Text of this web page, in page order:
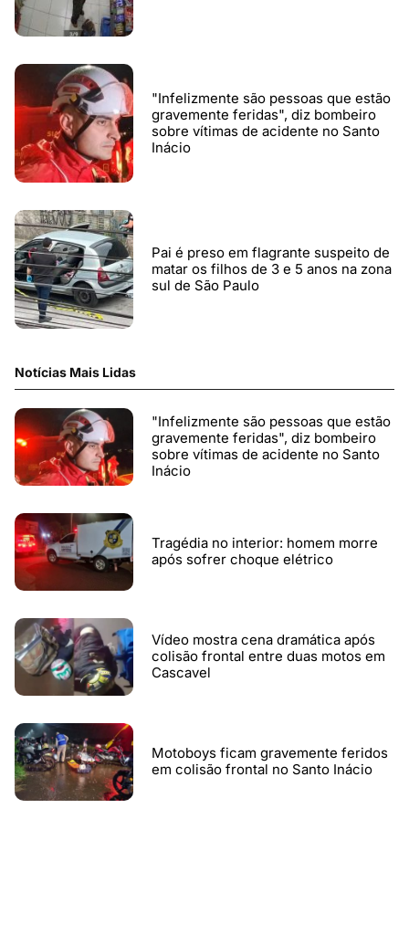
"Infelizmente são pessoas que estão
gravemente feridas", diz bombeiro
sobre vítimas de acidente no Santo
Inácio
Pai é preso em flagrante suspeito de
matar os filhos de 3 e 5 anos na zona
sul de São Paulo
Notícias Mais Lidas
"Infelizmente são pessoas que estão
gravemente feridas", diz bombeiro
sobre vítimas de acidente no Santo
Inácio
Tragédia no interior: homem morre
após sofrer choque elétrico
Vídeo mostra cena dramática após
colisão frontal entre duas motos em
Cascavel
Motoboys ficam gravemente feridos
em colisão frontal no Santo Inácio